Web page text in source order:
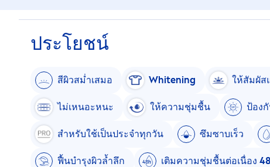
ประโยชน์
สีผิวสม่ำเสมอ Whitening ให้สัมผัส
ไม่เหนอะหนะ ให้ความชุ่มชื้น ป้อง
สำหรับใช้เป็นประจำทุกวัน ซึมซาบเร็ว
ฟื้นบำรุงผิวล้ำลึก เติมความชุ่มชื้นต่อเนื่อง